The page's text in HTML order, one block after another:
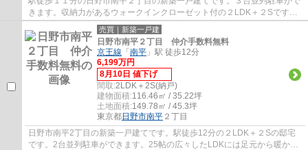
きます。収納力があるウォークインクローゼット付の２LDK＋２Sです。
リビングは間仕切りで一つ部屋を作ることが...
売買｜新築一戸建
日野市南平２丁目 仲介手数料無料
京王線 「 南平 」駅 徒歩12分
6,199万円
8月10日 値下げ
間取:2LDK＋2S(納戸)
建物面積:116.46㎡ / 35.22坪
土地面積:149.78㎡ / 45.3坪
東京都日野市南平 ２丁目
日野市南平2丁目の新築一戸建てです。駅徒歩12分の２LDK＋２Sの邸宅
です。2台並列駐車ができます。25帖の広々したLDKには足元から暖かい